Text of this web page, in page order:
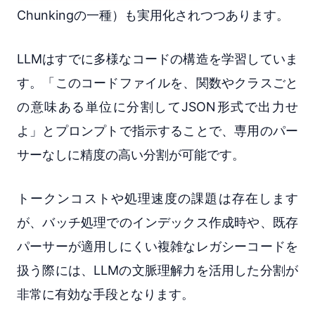
Chunkingの一種）も実用化されつつあります。
LLMはすでに多様なコードの構造を学習していま
す。「このコードファイルを、関数やクラスごと
の意味ある単位に分割してJSON形式で出力せ
よ」とプロンプトで指示することで、専用のパー
サーなしに精度の高い分割が可能です。
トークンコストや処理速度の課題は存在します
が、バッチ処理でのインデックス作成時や、既存
パーサーが適用しにくい複雑なレガシーコードを
扱う際には、LLMの文脈理解力を活用した分割が
非常に有効な手段となります。